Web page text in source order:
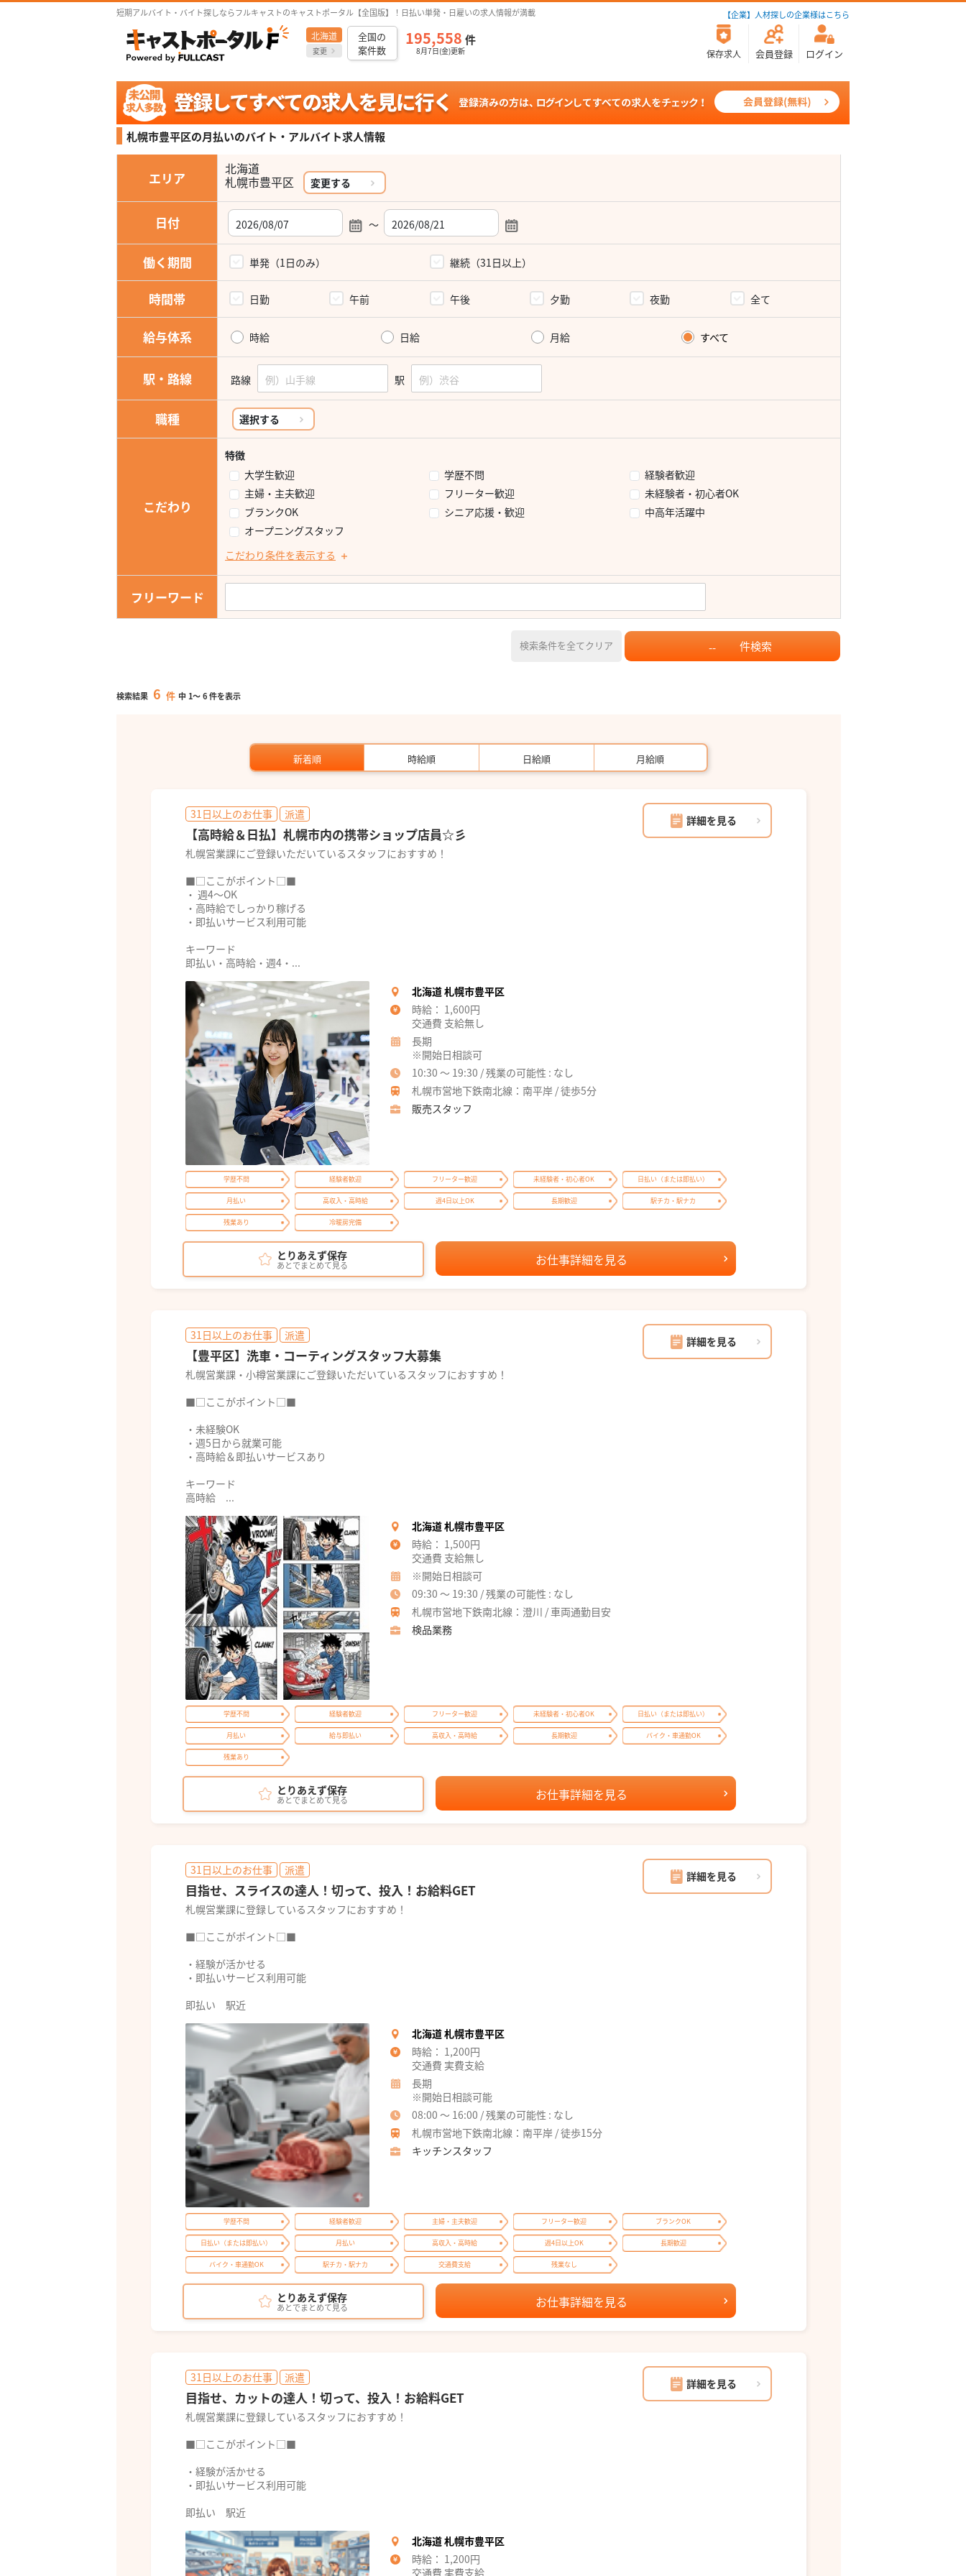
短期アルバイト・バイト探しならフルキャストのキャストポータル【全国版】！日払い単発・日雇いの求人情報が満載 【企業】人材探しの企業様はこちら
北海道
変更
全国の
案件数
195,558 件
8月7日(金)更新 保存求人 会員登録 ログイン
札幌市豊平区の月払いのバイト・アルバイト求人情報
エリア
北海道
札幌市豊平区 変更する
日付 ～
働く期間 単発（1日のみ） 継続（31日以上）
時間帯 日勤 午前 午後 夕勤 夜勤 全て
給与体系 時給 日給 月給 すべて
駅・路線 路線 駅
職種 選択する
こだわり
特徴
大学生歓迎
学歴不問
経験者歓迎
主婦・主夫歓迎
フリーター歓迎
未経験者・初心者OK
ブランクOK
シニア応援・歓迎
中高年活躍中
オープニングスタッフ
こだわり条件を表示する
フリーワード
検索条件を全てクリア -- 件検索
検索結果 6 件 中 1～6件を表示
新着順 時給順 日給順 月給順
31日以上のお仕事 派遣 詳細を見る
【高時給＆日払】札幌市内の携帯ショップ店員☆彡
札幌営業課にご登録いただいているスタッフにおすすめ！
■□ここがポイント□■
・ 週4～OK
・高時給でしっかり稼げる
・即払いサービス利用可能
キーワード
即払い・高時給・週4・...
北海道 札幌市豊平区
時給： 1,600円
交通費 支給無し
長期
※開始日相談可
10:30 ～ 19:30 / 残業の可能性 : なし
札幌市営地下鉄南北線：南平岸 / 徒歩5分
販売スタッフ
学歴不問 経験者歓迎 フリーター歓迎 未経験者・初心者OK 日払い（または即払い）
月払い 高収入・高時給 週4日以上OK 長期歓迎 駅チカ・駅ナカ
残業あり 冷暖房完備
とりあえず保存
あとでまとめて見る お仕事詳細を見る
31日以上のお仕事 派遣 詳細を見る
【豊平区】洗車・コーティングスタッフ大募集
札幌営業課・小樽営業課にご登録いただいているスタッフにおすすめ！
■□ここがポイント□■
・未経験OK
・週5日から就業可能
・高時給＆即払いサービスあり
キーワード
高時給 ...
北海道 札幌市豊平区
時給： 1,500円
交通費 支給無し
※開始日相談可
09:30 ～ 19:30 / 残業の可能性 : なし
札幌市営地下鉄南北線：澄川 / 車両通勤目安
検品業務
学歴不問 経験者歓迎 フリーター歓迎 未経験者・初心者OK 日払い（または即払い）
月払い 給与即払い 高収入・高時給 長期歓迎 バイク・車通勤OK
残業あり
とりあえず保存
あとでまとめて見る お仕事詳細を見る
31日以上のお仕事 派遣 詳細を見る
目指せ、スライスの達人！切って、投入！お給料GET
札幌営業課に登録しているスタッフにおすすめ！
■□ここがポイント□■
・経験が活かせる
・即払いサービス利用可能
即払い 駅近
北海道 札幌市豊平区
時給： 1,200円
交通費 実費支給
長期
※開始日相談可能
08:00 ～ 16:00 / 残業の可能性 : なし
札幌市営地下鉄南北線：南平岸 / 徒歩15分
キッチンスタッフ
学歴不問 経験者歓迎 主婦・主夫歓迎 フリーター歓迎 ブランクOK
日払い（または即払い） 月払い 高収入・高時給 週4日以上OK 長期歓迎
バイク・車通勤OK 駅チカ・駅ナカ 交通費支給 残業なし
とりあえず保存
あとでまとめて見る お仕事詳細を見る
31日以上のお仕事 派遣 詳細を見る
目指せ、カットの達人！切って、投入！お給料GET
札幌営業課に登録しているスタッフにおすすめ！
■□ここがポイント□■
・経験が活かせる
・即払いサービス利用可能
即払い 駅近
北海道 札幌市豊平区
時給： 1,200円
交通費 実費支給